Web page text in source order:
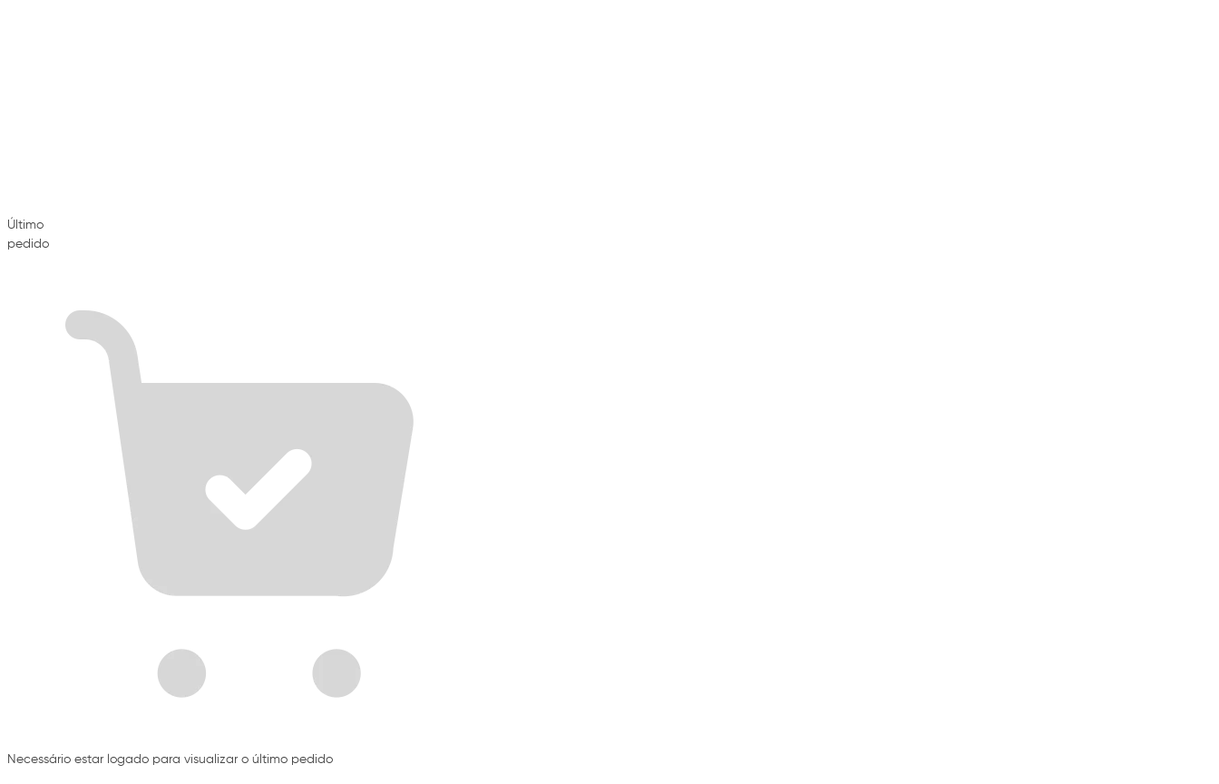
Último
pedido
Necessário estar logado para visualizar o último pedido